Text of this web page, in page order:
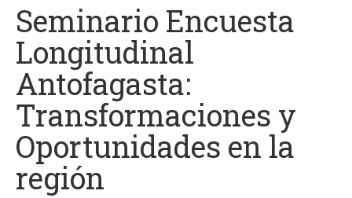
Nosotros
Descripción y Objetivos
Áreas de Trabajo
Equipo
Noticias
Proyectos
Seminario Encuesta
Longitudinal
Antofagasta:
Transformaciones y
Oportunidades en la
región